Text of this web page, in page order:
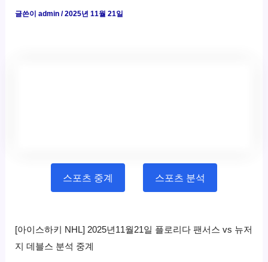
글쓴이admin/2025년 11월 21일
스포츠 중계 스포츠 분석
[아이스하키 NHL] 2025년11월21일 플로리다 팬서스 vs 뉴저
지 데블스 분석 중계